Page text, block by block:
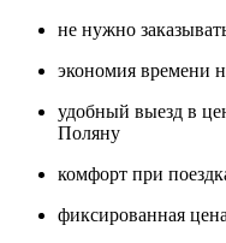
не нужно
экономия времени
удобный выезд в
Поляну
комфорт при
фиксированная